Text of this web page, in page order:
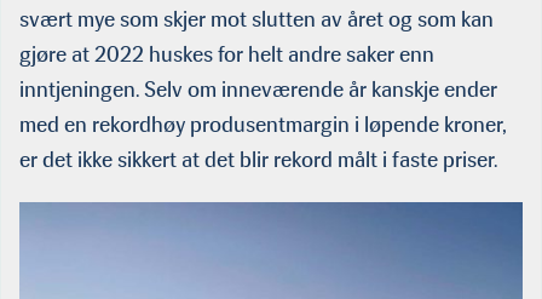
svært mye som skjer mot slutten av året og som kan
gjøre at 2022 huskes for helt andre saker enn
inntjeningen. Selv om inneværende år kanskje ender
med en rekordhøy produsentmargin i løpende kroner,
er det ikke sikkert at det blir rekord målt i faste priser.